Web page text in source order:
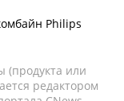
Philips
(продукта или
редактором